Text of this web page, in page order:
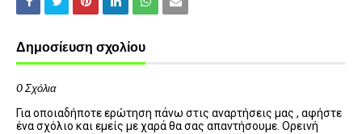
Δημοσίευση σχολίου
0 Σχόλια
Για οποιαδήποτε ερώτηση πάνω στις αναρτήσεις μας , αφήστε
ένα σχόλιο και εμείς με χαρά θα σας απαντήσουμε. Ορεινή